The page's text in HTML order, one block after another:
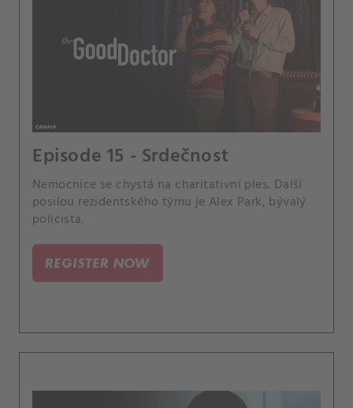
Episode 15 - Srdečnost
Nemocnice se chystá na charitativní ples. Další
posilou rezidentského týmu je Alex Park, bývalý
policista.
REGISTER NOW